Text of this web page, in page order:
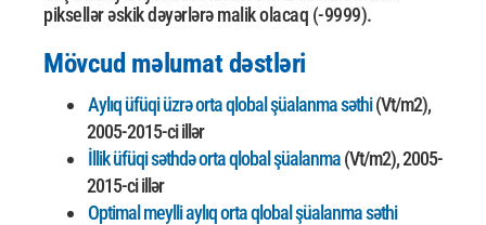
piksellər əskik dəyərlərə malik olacaq (-9999).
Mövcud məlumat dəstləri
Aylıq üfüqi üzrə orta qlobal şüalanma səthi(Vt/m2),
2005-2015-ci illər
İllik üfüqi səthdə orta qlobal şüalanma(Vt/m2), 2005-
2015-ci illər
Optimal meylli aylıq orta qlobal şüalanma səthi